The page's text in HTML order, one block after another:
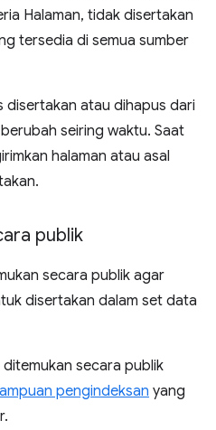
Halaman, tidak disertakan
tersedia di semua sumber
disertakan atau dihapus dari
seiring waktu. Saat
halaman atau asal
publik
secara publik agar
disertakan dalam set data
secara publik
pengindeksan yang